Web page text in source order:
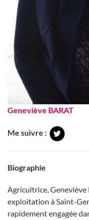
Geneviève BARAT
Me suivre :
Biographie
Agricultrice, Geneviève
exploitation à Saint-
rapidement engagée